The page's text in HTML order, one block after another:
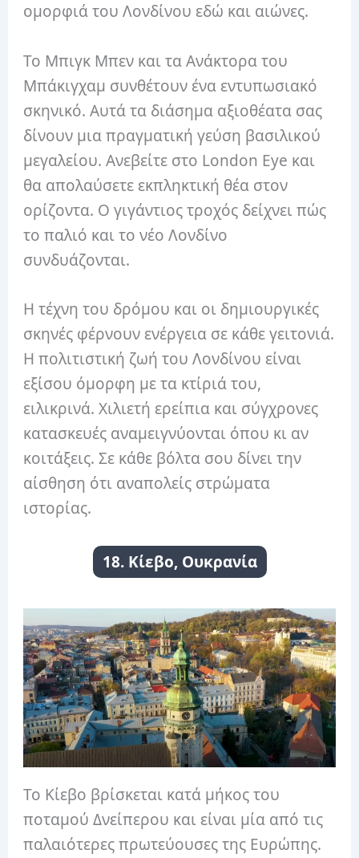
ομορφιά του Λονδίνου εδώ και αιώνες.
Το Μπιγκ Μπεν και τα Ανάκτορα του
Μπάκιγχαμ συνθέτουν ένα εντυπωσιακό
σκηνικό. Αυτά τα διάσημα αξιοθέατα σας
δίνουν μια πραγματική γεύση βασιλικού
μεγαλείου. Ανεβείτε στο London Eye και
θα απολαύσετε εκπληκτική θέα στον
ορίζοντα. Ο γιγάντιος τροχός δείχνει πώς
το παλιό και το νέο Λονδίνο
συνδυάζονται.
Η τέχνη του δρόμου και οι δημιουργικές
σκηνές φέρνουν ενέργεια σε κάθε γειτονιά.
Η πολιτιστική ζωή του Λονδίνου είναι
εξίσου όμορφη με τα κτίριά του,
ειλικρινά. Χιλιετή ερείπια και σύγχρονες
κατασκευές αναμειγνύονται όπου κι αν
κοιτάξεις. Σε κάθε βόλτα σου δίνει την
αίσθηση ότι αναπολείς στρώματα
ιστορίας.
18. Κίεβο, Ουκρανία
Το Κίεβο βρίσκεται κατά μήκος του
ποταμού Δνείπερου και είναι μία από τις
παλαιότερες πρωτεύουσες της Ευρώπης.